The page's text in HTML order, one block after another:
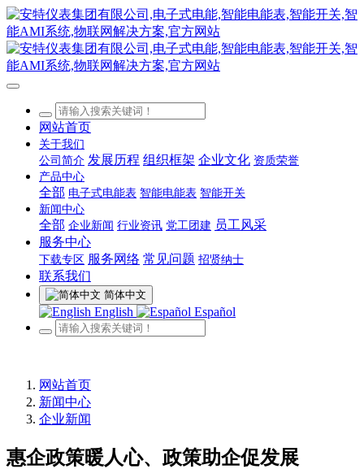
网站首页
关于我们
公司简介 发展历程 组织框架 企业文化 资质荣誉
产品中心
全部 电子式电能表 智能电能表 智能开关
新闻中心
全部 企业新闻 行业资讯 党工团建 员工风采
服务中心
下载专区 服务网络 常见问题 招贤纳士
联系我们
简体中文
English Español
网站首页
新闻中心
企业新闻
惠企政策暖人心、政策助企促发展